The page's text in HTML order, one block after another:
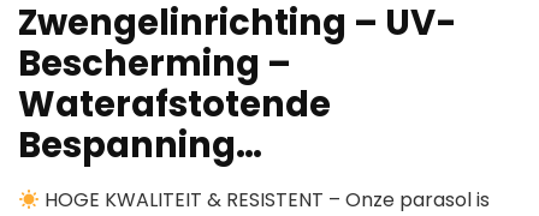
Zwengelinrichting – UV-
Bescherming –
Waterafstotende
Bespanning…
HOGE KWALITEIT & RESISTENT – Onze parasol is